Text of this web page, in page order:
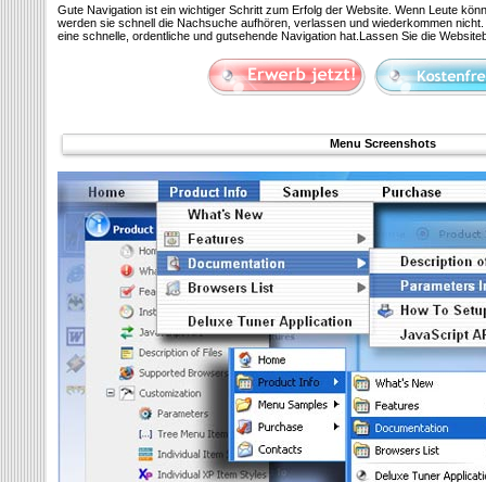
Gute Navigation ist ein wichtiger Schritt zum Erfolg der Website. Wenn Leute
werden sie schnell die Nachsuche aufhören, verlassen und wiederkommen
eine schnelle, ordentliche und gutsehende Navigation hat.Lassen Sie die
Menu Screenshots